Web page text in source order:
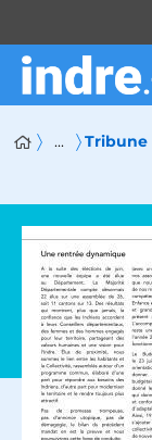
Panneau de
... Tribune